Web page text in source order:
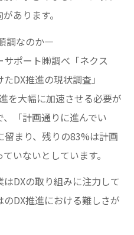
あります。
調なのか―
ポート㈱調べ「ネクス
DX推進の現状調査」
を大幅に加速させる必要が
「計画通りに進んでい
まり、残りの83%は計画
いないとしています。
DXの取り組みに注力して
DX推進における難しさが